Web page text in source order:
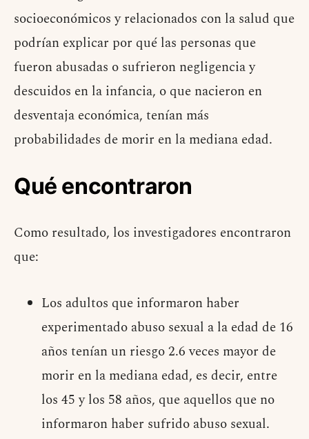
socioeconómicos y relacionados con la salud que
podrían explicar por qué las personas que
fueron abusadas o sufrieron negligencia y
descuidos en la infancia, o que nacieron en
desventaja económica, tenían más
probabilidades de morir en la mediana edad.
Qué encontraron
Como resultado, los investigadores encontraron
que:
Los adultos que informaron haber
experimentado abuso sexual a la edad de 16
años tenían un riesgo 2.6 veces mayor de
morir en la mediana edad, es decir, entre
los 45 y los 58 años, que aquellos que no
informaron haber sufrido abuso sexual.